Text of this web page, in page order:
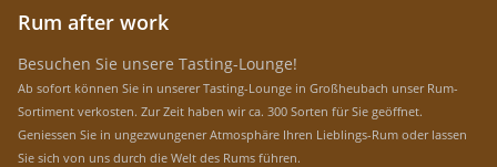
Rum after work
Besuchen Sie unsere Tasting-Lounge!
Ab sofort können Sie in unserer Tasting-Lounge in Großheubach unser Rum-
Sortiment verkosten. Zur Zeit haben wir ca. 300 Sorten für Sie geöffnet.
Geniessen Sie in ungezwungener Atmosphäre Ihren Lieblings-Rum oder lassen
Sie sich von uns durch die Welt des Rums führen.